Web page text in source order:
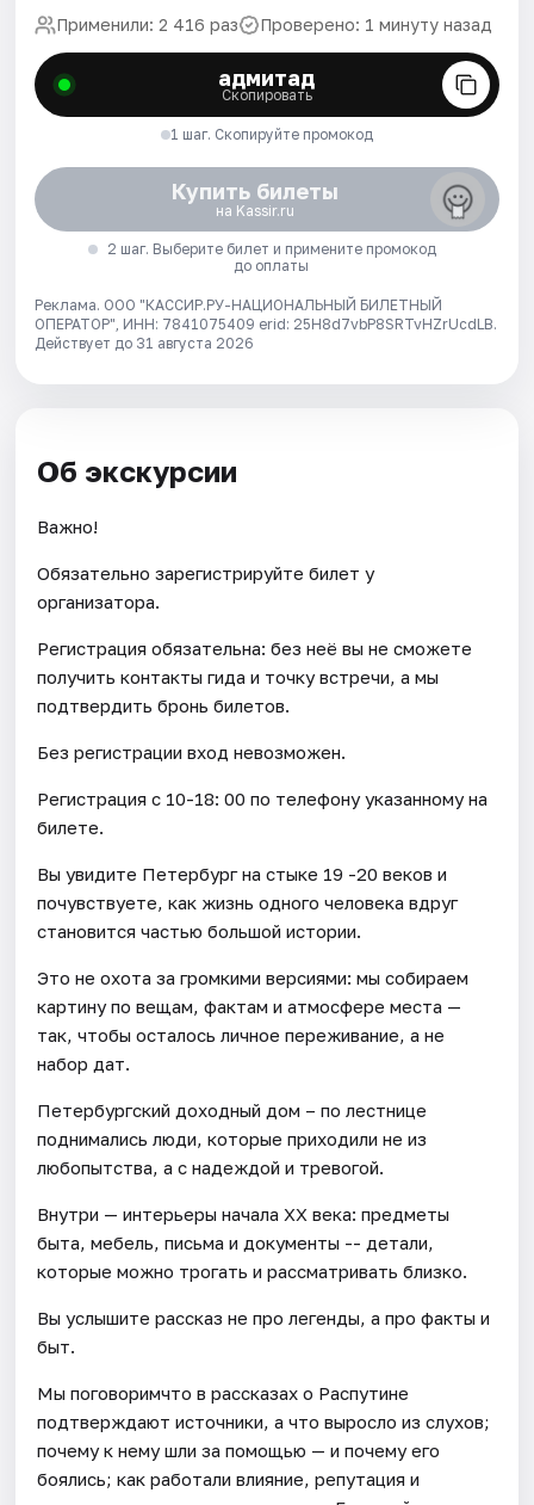
Применили: 2 416 раз Проверено: 1 минуту назад
адмитад
Скопировать
1 шаг. Скопируйте промокод
Купить билеты
на Kassir.ru
2 шаг. Выберите билет и примените промокод
до оплаты
Реклама. ООО "КАССИР.РУ-НАЦИОНАЛЬНЫЙ БИЛЕТНЫЙ
ОПЕРАТОР", ИНН: 7841075409 erid: 25H8d7vbP8SRTvHZrUcdLB.
Действует до 31 августа 2026
Об экскурсии
Важно!
Обязательно зарегистрируйте билет у
организатора.
Регистрация обязательна: без неё вы не сможете
получить контакты гида и точку встречи, а мы
подтвердить бронь билетов.
Без регистрации вход невозможен.
Регистрация с 10-18: 00 по телефону указанному на
билете.
Вы увидите Петербург на стыке 19 -20 веков и
почувствуете, как жизнь одного человека вдруг
становится частью большой истории.
Это не охота за громкими версиями: мы собираем
картину по вещам, фактам и атмосфере места —
так, чтобы осталось личное переживание, а не
набор дат.
Петербургский доходный дом – по лестнице
поднимались люди, которые приходили не из
любопытства, а с надеждой и тревогой.
Внутри — интерьеры начала XX века: предметы
быта, мебель, письма и документы -- детали,
которые можно трогать и рассматривать близко.
Вы услышите рассказ не про легенды, а про факты и
быт.
Мы поговоримчто в рассказах о Распутине
подтверждают источники, а что выросло из слухов;
почему к нему шли за помощью — и почему его
боялись; как работали влияние, репутация и